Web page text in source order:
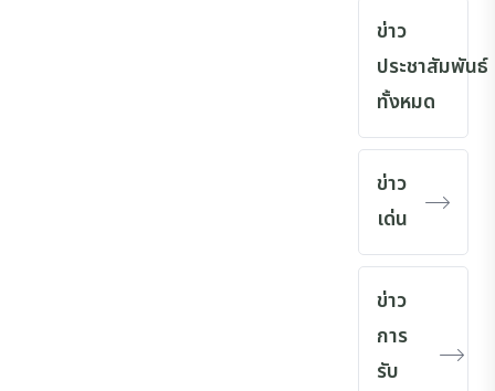
ข่าว
ประชาสัมพันธ์
ทั้งหมด
ข่าว
เด่น
ข่าว
การ
รับ